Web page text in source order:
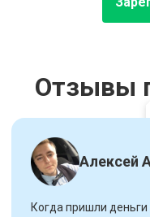
Отзывы
Алексей
Когда пришли